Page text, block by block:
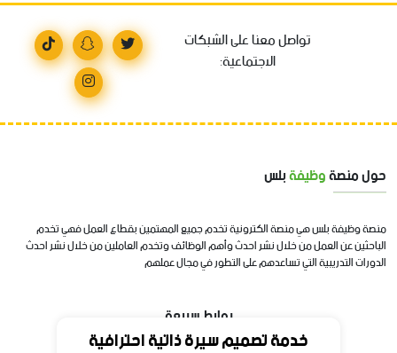
خدمة تصميم سيرة ذاتية احترافية
تواصل معنا على الشبكات
الاجتماعية:
حول منصةوظيفةبلس
منصة وظيفة بلس هي منصة الكترونية تخدم جميع المهتمين بقطاع العمل فهي تخدم
الباحثين عن العمل من خلال نشر احدث وأهم الوظائف وتخدم العاملين من خلال نشر احدث
الدورات التدريبية التي تساعدهم على التطور في مجال عملهم
روابط سريعة